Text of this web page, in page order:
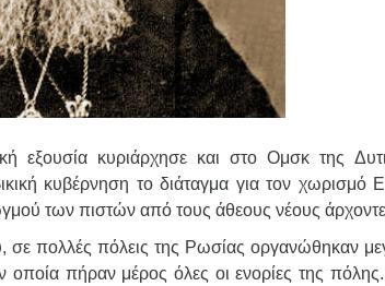
εξουσία κυριάρχησε και στο Ομσκ της
κυβέρνηση το διάταγμα για τον χωρισμό
των πιστών από τους άθεους νέους
πολλές πόλεις της Ρωσίας οργανώθηκαν
οποία πήραν μέρος όλες οι ενορίες της